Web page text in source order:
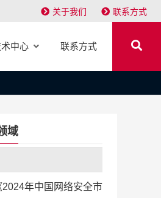
关于我们 联系方式
中心 联系方式
域
年中国网络安全市